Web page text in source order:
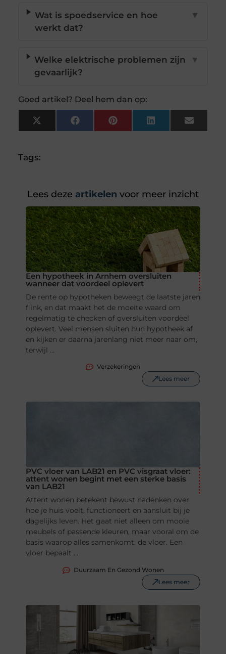
Wat is spoedservice en hoe
werkt dat?
▼
Welke elektrische problemen zijn
gevaarlijk?
▼
Goed artikel? Deel hem dan op:
X
(Twitter)
FacebookPinterestLinkedInEmail
Tags:
Lees deze artikelen voor meer inzicht
Een hypotheek in Arnhem oversluiten
wanneer dat voordeel oplevert
De rente op hypotheken beweegt de laatste jaren
flink, en dat maakt het de moeite waard om
regelmatig te checken of oversluiten voordeel
oplevert. Veel mensen sluiten hun hypotheek af
en kijken er daarna jarenlang niet meer naar om,
terwijl ...
Verzekeringen
Lees meer
PVC vloer van LAB21 en PVC visgraat vloer:
attent wonen begint met een sterke basis
van LAB21
Attent wonen betekent bewust nadenken over
hoe je huis voelt, functioneert en aansluit bij je
dagelijks leven. Het gaat niet alleen om mooie
meubels of passende kleuren, maar vooral om de
basis waarop alles samenkomt: de vloer. Een
vloer bepaalt ...
Duurzaam En Gezond Wonen
Lees meer